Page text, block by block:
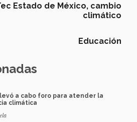
Estado de México, cambio
climático
Educación
a cabo foro para atender la
climática